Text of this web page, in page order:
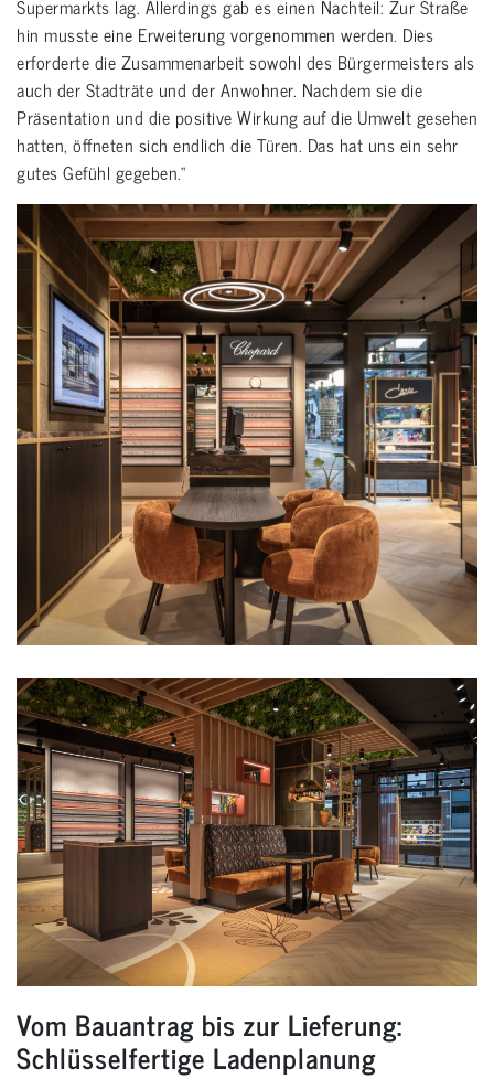
Supermarkts lag. Allerdings gab es einen Nachteil: Zur Straße
hin musste eine Erweiterung vorgenommen werden. Dies
erforderte die Zusammenarbeit sowohl des Bürgermeisters als
auch der Stadträte und der Anwohner. Nachdem sie die
Präsentation und die positive Wirkung auf die Umwelt gesehen
hatten, öffneten sich endlich die Türen. Das hat uns ein sehr
gutes Gefühl gegeben.“
Vom Bauantrag bis zur Lieferung:
Schlüsselfertige Ladenplanung